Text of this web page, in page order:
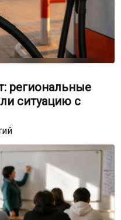
региональные
ситуацию с